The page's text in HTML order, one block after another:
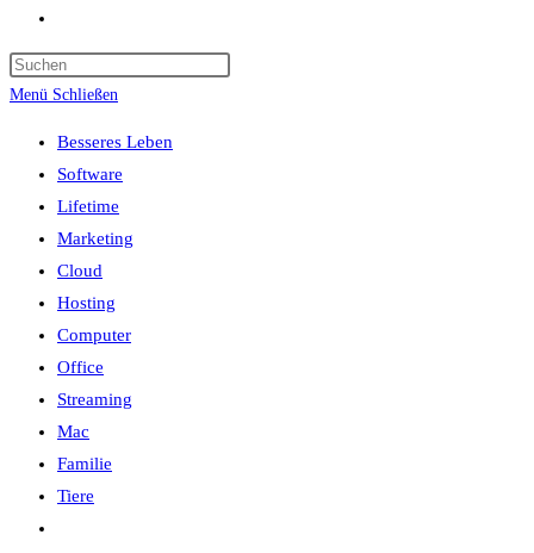
umschalten
Menü Schließen
Besseres Leben
Software
Lifetime
Marketing
Cloud
Hosting
Computer
Office
Streaming
Mac
Familie
Tiere